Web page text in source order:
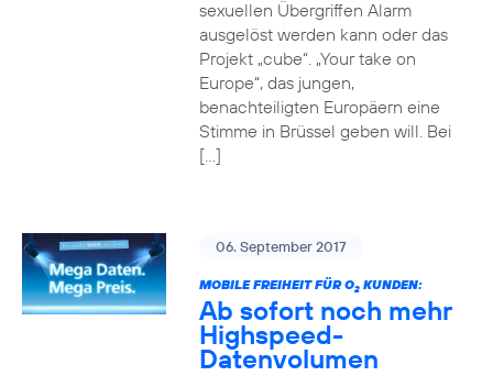
sexuellen Übergriffen Alarm
ausgelöst werden kann oder das
Projekt „cube“. „Your take on
Europe“, das jungen,
benachteiligten Europäern eine
Stimme in Brüssel geben will. Bei
[…]
06. September 2017
MOBILE FREIHEIT FÜR O2KUNDEN:
Ab sofort noch mehr
Highspeed-
Datenvolumen